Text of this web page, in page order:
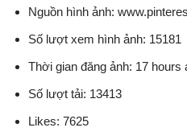
Nguồn hình ảnh:
Số lượt xem hình ảnh: 15181
Thời gian đăng ảnh: 17 hours
Số lượt tải: 13413
Likes: 7625